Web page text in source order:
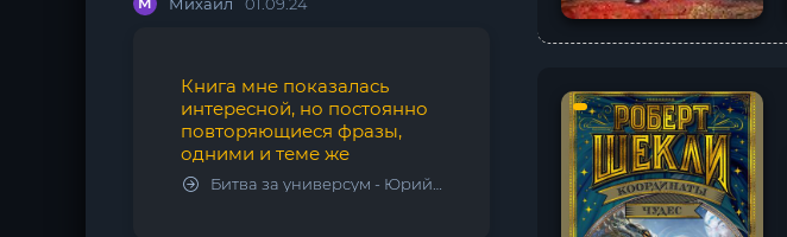
Михаил 01.09.24
Книга мне показалась
интересной, но постоянно
повторяющиеся фразы,
одними и теме же
Битва за универсум - Юрий Тарарев, Александр Тарарев